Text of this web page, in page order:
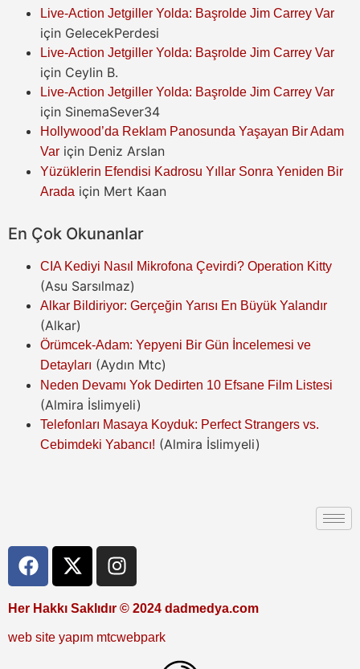
Live-Action Jetgiller Yolda: Başrolde Jim Carrey Var
için GelecekPerdesi
Live-Action Jetgiller Yolda: Başrolde Jim Carrey Var
için Ceylin B.
Live-Action Jetgiller Yolda: Başrolde Jim Carrey Var
için SinemaSever34
Hollywood’da Reklam Panosunda Yaşayan Bir Adam
Var için Deniz Arslan
Yüzüklerin Efendisi Kadrosu Yıllar Sonra Yeniden Bir
Arada için Mert Kaan
En Çok Okunanlar
CIA Kediyi Nasıl Mikrofona Çevirdi? Operation Kitty
(Asu Sarsılmaz)
Alkar Bildiriyor: Gerçeğin Yarısı En Büyük Yalandır
(Alkar)
Örümcek-Adam: Yepyeni Bir Gün İncelemesi ve
Detayları (Aydın Mtc)
Neden Devamı Yok Dedirten 10 Efsane Film Listesi
(Almira İslimyeli)
Telefonları Masaya Koyduk: Perfect Strangers vs.
Cebimdeki Yabancı! (Almira İslimyeli)
Her Hakkı Saklıdır © 2024 dadmedya.com
web site yapım mtcwebpark